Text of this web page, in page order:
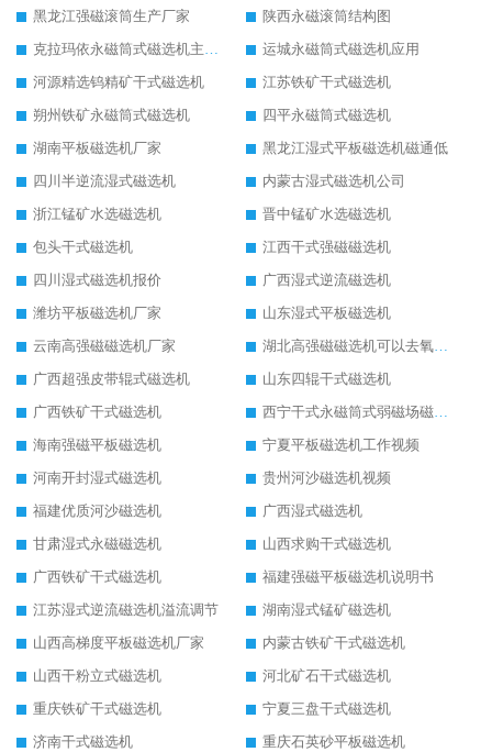
黑龙江强磁滚筒生产厂家
陕西永磁滚筒结构图
克拉玛依永磁筒式磁选机主要技术参数
运城永磁筒式磁选机应用
河源精选钨精矿干式磁选机
江苏铁矿干式磁选机
朔州铁矿永磁筒式磁选机
四平永磁筒式磁选机
湖南平板磁选机厂家
黑龙江湿式平板磁选机磁通低
四川半逆流湿式磁选机
内蒙古湿式磁选机公司
浙江锰矿水选磁选机
晋中锰矿水选磁选机
包头干式磁选机
江西干式强磁磁选机
四川湿式磁选机报价
广西湿式逆流磁选机
潍坊平板磁选机厂家
山东湿式平板磁选机
云南高强磁磁选机厂家
湖北高强磁磁选机可以去氧化铝
广西超强皮带辊式磁选机
山东四辊干式磁选机
广西铁矿干式磁选机
西宁干式永磁筒式弱磁场磁选机结构图
海南强磁平板磁选机
宁夏平板磁选机工作视频
河南开封湿式磁选机
贵州河沙磁选机视频
福建优质河沙磁选机
广西湿式磁选机
甘肃湿式永磁磁选机
山西求购干式磁选机
广西铁矿干式磁选机
福建强磁平板磁选机说明书
江苏湿式逆流磁选机溢流调节
湖南湿式锰矿磁选机
山西高梯度平板磁选机厂家
内蒙古铁矿干式磁选机
山西干粉立式磁选机
河北矿石干式磁选机
重庆铁矿干式磁选机
宁夏三盘干式磁选机
济南干式磁选机
重庆石英砂平板磁选机